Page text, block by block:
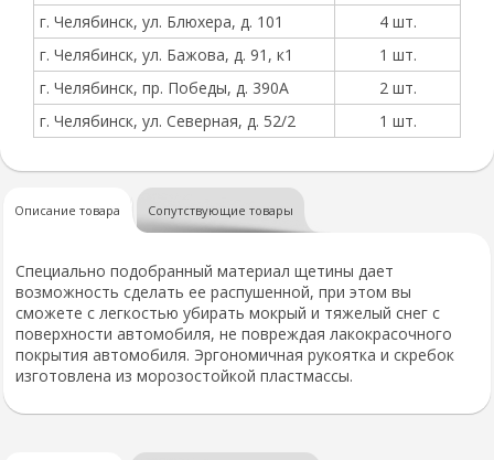
г. Челябинск, ул. Блюхера, д. 101
4 шт.
г. Челябинск, ул. Бажова, д. 91, к1
1 шт.
г. Челябинск, пр. Победы, д. 390А
2 шт.
г. Челябинск, ул. Северная, д. 52/2
1 шт.
Описание товара Сопутствующие товары
Специально подобранный материал щетины дает
возможность сделать ее распушенной, при этом вы
сможете с легкостью убирать мокрый и тяжелый снег с
поверхности автомобиля, не повреждая лакокрасочного
покрытия автомобиля. Эргономичная рукоятка и скребок
изготовлена из морозостойкой пластмассы.